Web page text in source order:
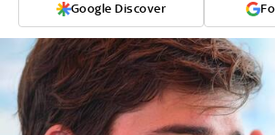
Google Discover